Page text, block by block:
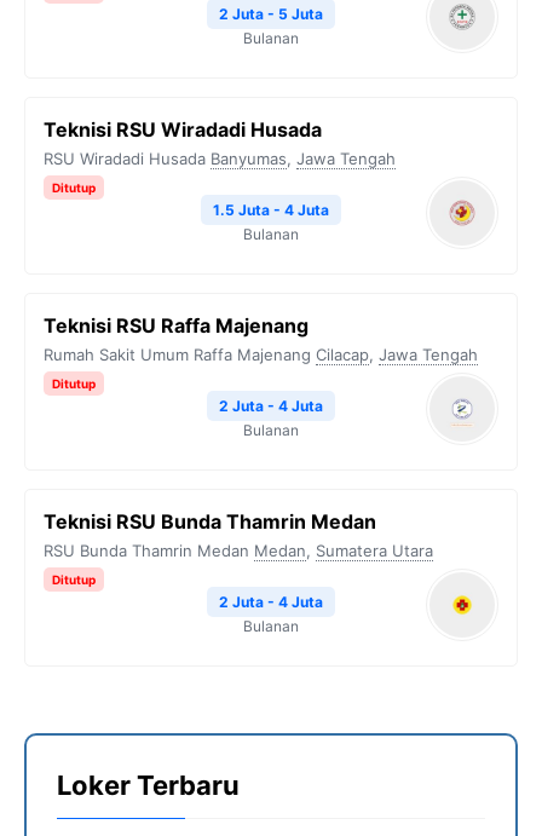
2 Juta - 5 Juta
Bulanan
Teknisi RSU Wiradadi Husada
RSU Wiradadi Husada Banyumas, Jawa Tengah
Ditutup
1.5 Juta - 4 Juta
Bulanan
Teknisi RSU Raffa Majenang
Rumah Sakit Umum Raffa Majenang Cilacap, Jawa Tengah
Ditutup
2 Juta - 4 Juta
Bulanan
Teknisi RSU Bunda Thamrin Medan
RSU Bunda Thamrin Medan Medan, Sumatera Utara
Ditutup
2 Juta - 4 Juta
Bulanan
Loker Terbaru